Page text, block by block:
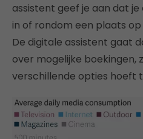
assistent geef je aan dat
in of rondom een plaats
De digitale assistent gaat
over mogelijke boekingen,
verschillende opties hoeft